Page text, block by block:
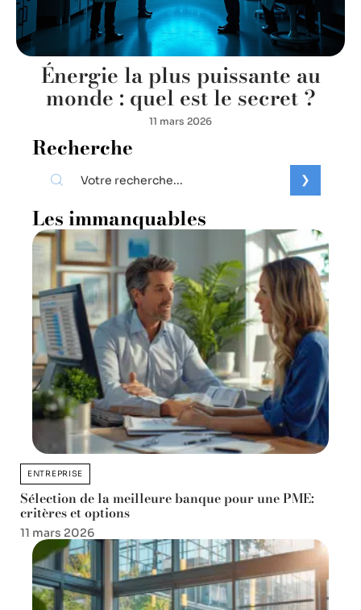
Énergie la plus puissante au
monde : quel est le secret ?
11 mars 2026
Recherche
Les immanquables
ENTREPRISE
Sélection de la meilleure banque pour une PME:
critères et options
11 mars 2026